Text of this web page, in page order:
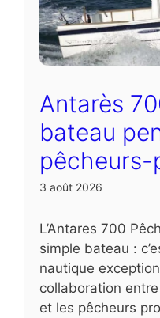
Antarès
bateau
pêcheurs-
3 août 2026
L’Antares 700
simple bateau :
nautique
collaboration
et les pêcheurs